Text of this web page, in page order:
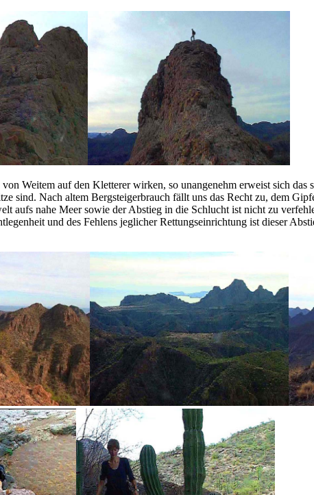
Weitem auf den Kletterer wirken, so unangenehm erweist sich
sind. Nach altem Bergsteigerbrauch fällt uns das Recht zu, dem
aufs nahe Meer sowie der Abstieg in die Schlucht ist nicht zu
und des Fehlens jeglicher Rettungseinrichtung ist dieser